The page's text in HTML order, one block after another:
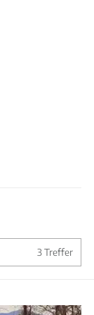
3Treffer